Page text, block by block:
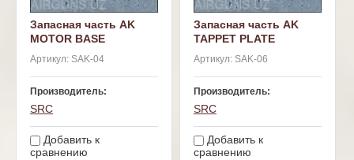
Запасная часть AK
MOTOR BASE
Артикул: SAK-04
Производитель:
SRC
Добавить к
сравнению
Запасная часть AK
TAPPET PLATE
Артикул:SAK-06
Производитель:
SRC
Добавить к
сравнению